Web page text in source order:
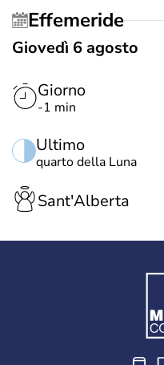
Effemeride
Giovedì 6 agosto
Giorno
-1 min
Ultimo
quarto della Luna
Sant'Alberta